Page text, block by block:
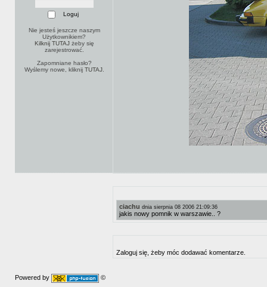
Nie jesteś jeszcze naszym
Użytkownikiem?
Kilknij TUTAJżeby się
zarejestrować.
Zapomniane hasło?
Wyślemy nowe, kliknij TUTAJ.
ciachu dnia sierpnia 08 2006 21:09:36
jakis nowy pomnik w warszawie.. ?
Zaloguj się, żeby móc dodawać komentarze.
Powered by ©